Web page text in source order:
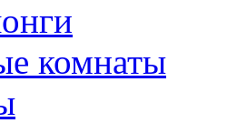
комнаты